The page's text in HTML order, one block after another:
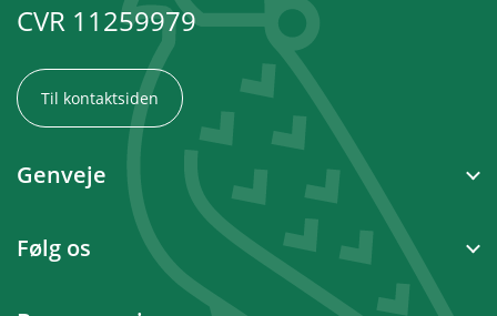
CVR 11259979
Til kontaktsiden
Genveje
Følg os